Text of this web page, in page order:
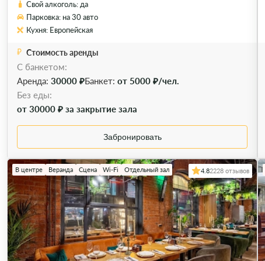
Свой алкоголь: да
Парковка: на 30 авто
Кухня: Европейская
Стоимость аренды
С банкетом:
Аренда: 30000 ₽Банкет: от 5000 ₽/чел.
Без еды:
от 30000 ₽ за закрытие зала
Забронировать
В центре Веранда Сцена Wi-Fi Отдельный зал 4.82228 отзывов